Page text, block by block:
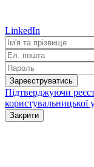
LinkedIn
Зареєструватись
Підтверджуючи
користувальницької
Закрити